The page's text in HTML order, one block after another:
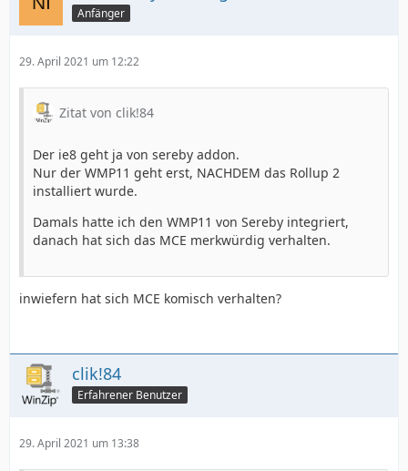
Anfänger
29. April 2021 um 12:22
Zitat von clik!84
Der ie8 geht ja von sereby addon.
Nur der WMP11 geht erst, NACHDEM das Rollup 2
installiert wurde.
Damals hatte ich den WMP11 von Sereby integriert,
danach hat sich das MCE merkwürdig verhalten.
inwiefern hat sich MCE komisch verhalten?
clik!84
Erfahrener Benutzer
29. April 2021 um 13:38